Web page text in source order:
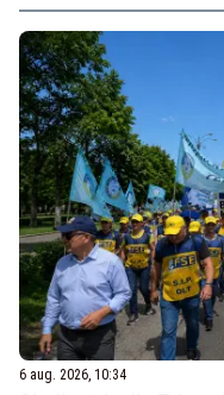
6 aug. 2026, 10:34